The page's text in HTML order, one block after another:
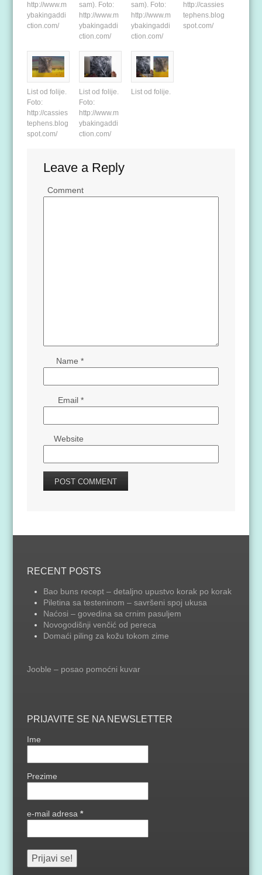
http://www.m
ybakingaddi
ction.com/
sam). Foto:
http://www.m
ybakingaddi
ction.com/
sam). Foto:
http://www.m
ybakingaddi
ction.com/
http://cassies
tephens.blog
spot.com/
List od folije.
Foto:
http://cassies
tephens.blog
spot.com/
List od folije.
Foto:
http://www.m
ybakingaddi
ction.com/
List od folije.
Leave a Reply
Comment
Name *
Email *
Website
RECENT POSTS
Bao buns recept – detaljno upustvo korak po korak
Piletina sa testeninom – savršeni spoj ukusa
Naćosi – govedina sa crnim pasuljem
Novogodišnji venčić od pereca
Domaći piling za kožu tokom zime
Jooble – posao pomoćni kuvar
PRIJAVITE SE NA NEWSLETTER
Ime
Prezime
e-mail adresa*